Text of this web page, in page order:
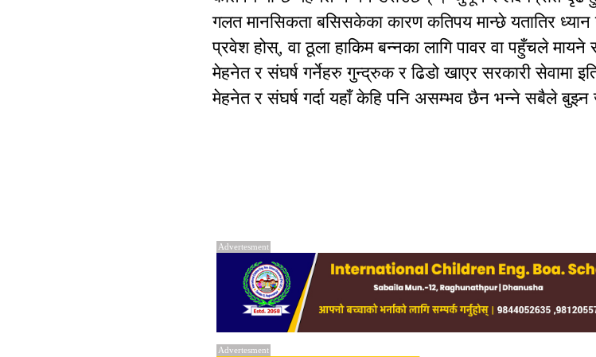
गलत मानसिकता बसिसकेका कारण कतिपय मान्छे यतातिर
प्रवेश होस्, वा ठूला हाकिम बन्नका लागि पावर वा पहुँचले मायने
मेहनेत र संघर्ष गर्नेहरु गुन्द्रुक र ढिडो खाएर सरकारी सेवामा
मेहनेत र संघर्ष गर्दा यहाँ केहि पनि असम्भव छैन भन्ने सबैले
Advertesment
Advertesment